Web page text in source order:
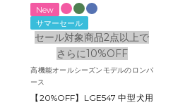
New
サマーセール
セール対象商品2点以上で
さらに10%OFF
高機能オールシーズンモデルのロンパ
ース
【20%OFF】LGE547 中型犬用